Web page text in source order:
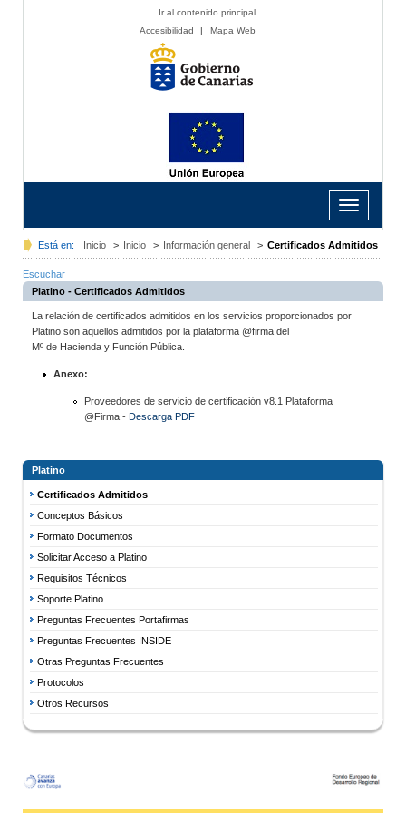
Ir al contenido principal
Accesibilidad
| Mapa Web
Toggle
navigation
Está en: Inicio > Inicio > Información general > Certificados Admitidos
Escuchar
Platino - Certificados Admitidos
La relación de certificados admitidos en los servicios proporcionados por
Platino son aquellos admitidos por la plataforma @firma del
Mº de Hacienda y Función Pública.
Anexo:
Proveedores de servicio de certificación v8.1 Plataforma
@Firma - Descarga PDF
Platino
Certificados Admitidos
Conceptos Básicos
Formato Documentos
Solicitar Acceso a Platino
Requisitos Técnicos
Soporte Platino
Preguntas Frecuentes Portafirmas
Preguntas Frecuentes INSIDE
Otras Preguntas Frecuentes
Protocolos
Otros Recursos